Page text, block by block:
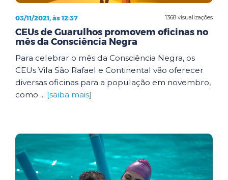
1368 visualizações
03/11/2021, às 12:37
CEUs de Guarulhos promovem oficinas no
mês da Consciência Negra
Para celebrar o mês da Consciência Negra, os
CEUs Vila São Rafael e Continental vão oferecer
diversas oficinas para a população em novembro,
como ... [saiba mais]